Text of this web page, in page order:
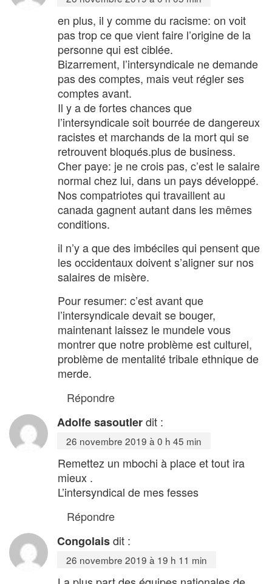
en plus, il y comme du racisme: on voit
pas trop ce que vient faire l’origine de la
personne qui est ciblée.
Bizarrement, l’intersyndicale ne demande
pas des comptes, mais veut régler ses
comptes avant.
Il y a de fortes chances que
l’intersyndicale soit bourrée de dangereux
racistes et marchands de la mort qui se
retrouvent bloqués.plus de business.
Cher paye: je ne crois pas, c’est le salaire
normal chez lui, dans un pays développé.
Nos compatriotes qui travaillent au
canada gagnent autant dans les mêmes
conditions.
il n’y a que des imbéciles qui pensent que
les occidentaux doivent s’aligner sur nos
salaires de misère.
Pour resumer: c’est avant que
l’intersyndicale devait se bouger,
maintenant laissez le mundele vous
montrer que notre problème est culturel,
problème de mentalité tribale ethnique de
merde.
Répondre
Adolfe sasoutlerdit :
26 novembre 2019 à 0 h 45 min
Remettez un mbochi à place et tout ira
mieux .
L’intersyndical de mes fesses
Répondre
Congolaisdit :
26 novembre 2019 à 19 h 11 min